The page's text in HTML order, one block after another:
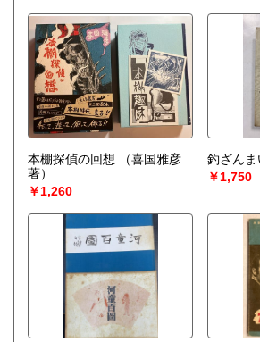
本棚探偵の回想
（喜国雅彦
著）
￥1,260
釣ざんま
￥1,750